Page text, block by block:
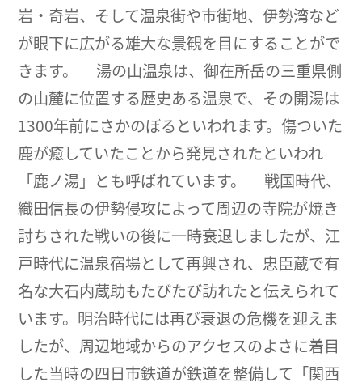
岩・奇岩、そして温泉街や市街地、伊勢湾など
が眼下に広がる雄大な景観を目にすることがで
きます。 湯の山温泉は、御在所岳の三重県側
の山麓に位置する歴史ある温泉で、その開湯は
1300年前にさかのぼるといわれます。傷ついた
鹿が癒していたことから発見されたといわれ
「鹿ノ湯」とも呼ばれています。 戦国時代、
織田信長の伊勢侵攻によって周辺の寺院が焼き
討ちされた戦いの後に一時衰退しましたが、江
戸時代に温泉宿場として再興され、忠臣蔵で有
名な大石内蔵助もたびたび訪れたと伝えられて
います。明治時代には再び衰退の危機を迎えま
したが、周辺地域からのアクセスのよさに着目
した当時の四日市鉄道が鉄道を整備して「関西